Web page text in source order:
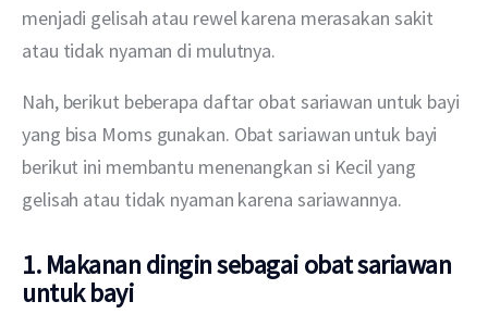
menjadi gelisah atau rewel karena merasakan sakit
atau tidak nyaman di mulutnya.
Nah, berikut beberapa daftar obat sariawan untuk bayi
yang bisa Moms gunakan. Obat sariawan untuk bayi
berikut ini membantu menenangkan si Kecil yang
gelisah atau tidak nyaman karena sariawannya.
1. Makanan dingin sebagai obat sariawan
untuk bayi